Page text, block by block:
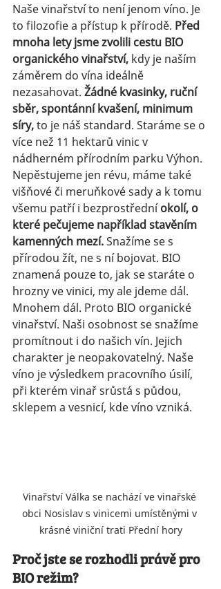
Naše vinařství to není jenom víno. Je
to filozofie a přístup k přírodě. Před
mnoha lety jsme zvolili cestu BIO
organického vinařství, kdy je naším
záměrem do vína ideálně
nezasahovat. Žádné kvasinky, ruční
sběr, spontánní kvašení, minimum
síry, to je náš standard. Staráme se o
více než 11 hektarů vinic v
nádherném přírodním parku Výhon.
Nepěstujeme jen révu, máme také
višňové či meruňkové sady a k tomu
všemu patří i bezprostřední okolí, o
které pečujeme například stavěním
kamenných mezí. Snažíme se s
přírodou žít, ne s ní bojovat. BIO
znamená pouze to, jak se staráte o
hrozny ve vinici, my ale jdeme dál.
Mnohem dál. Proto BIO organické
vinařství. Naši osobnost se snažíme
promítnout i do našich vín. Jejich
charakter je neopakovatelný. Naše
víno je výsledkem pracovního úsilí,
při kterém vinař srůstá s půdou,
sklepem a vesnicí, kde víno vzniká.
Vinařství Válka se nachází ve vinařské
obci Nosislav s vinicemi umístěnými v
krásné viniční trati Přední hory
Proč jste se rozhodli právě pro
BIO režim?